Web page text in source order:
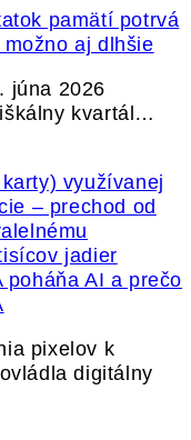
pamätí potrvá
aj dlhšie
júna 2026
kvartál…
poháňa AI a prečo
pixelov k
digitálny